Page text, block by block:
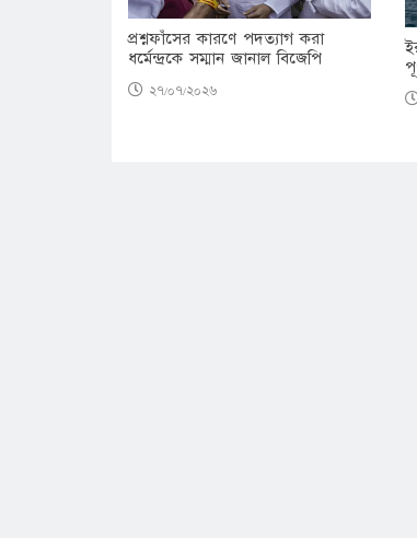
প্রশ্নফাঁসের কারণে পদত্যাগ করা
ধর্মেন্দ্রকে সম্মান জানাল বিজেপি
২৭/০৭/২০২৬